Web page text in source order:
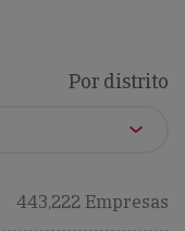
Por distrito
443,222 Empresas